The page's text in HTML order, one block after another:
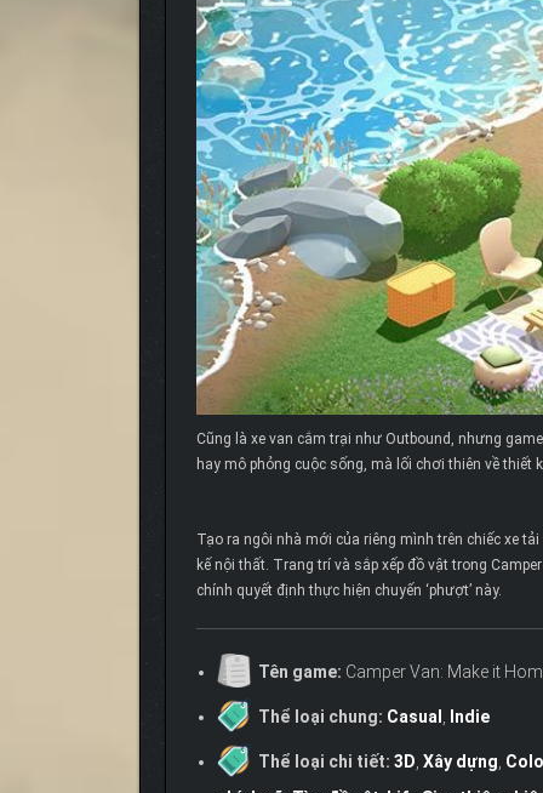
Cũng là xe van cắm trại như Outbound, nhưng
hay mô phỏng cuộc sống, mà lối chơi thiên về thiết
Tạo ra ngôi nhà mới của riêng mình trên chiếc xe
kế nội thất. Trang trí và sắp xếp đồ vật trong
chính quyết định thực hiện chuyến ‘phượt’ này.
Tên game: Camper Van: Make it
Thể loại chung: Casual , Indie
Thể loại chi tiết: 3D, Xây dựng,